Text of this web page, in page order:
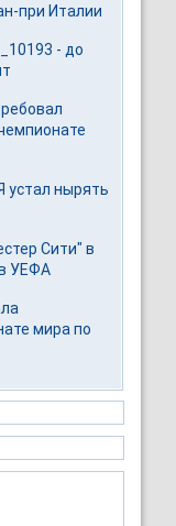
при Италии
- до
устал нырять
Сити" в
УЕФА
мира по